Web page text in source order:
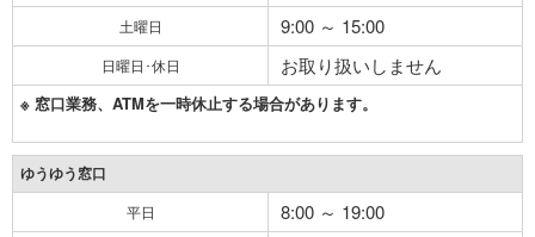
土曜日 9:00 ～ 15:00
日曜日･休日 お取り扱いしません
※ 窓口業務、ATMを一時休止する場合があります。
ゆうゆう窓口
平日 8:00 ～ 19:00